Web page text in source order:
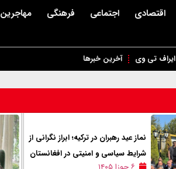
اقتصادی اجتماعی فرهنگی مهاجرین
ایراف تی وی آخرین خبرها
نماز عید رهبران در ترکیه؛ ابراز نگرانی از
شرایط سیاسی و امنیتی در افغانستان